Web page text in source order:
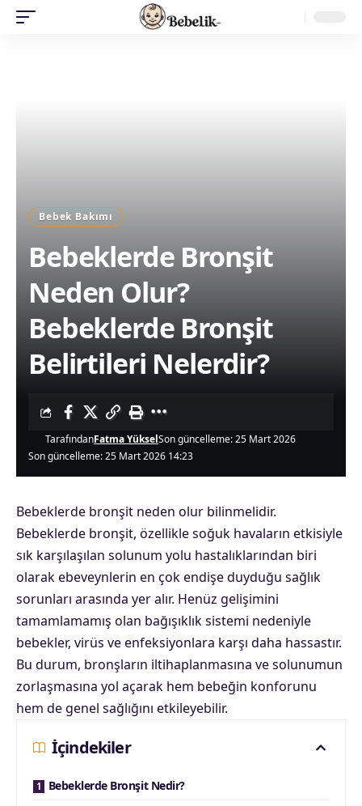
Bebek Bakımı
Bebeklerde Bronşit
Neden Olur?
Bebeklerde Bronşit
Belirtileri Nelerdir?
Son güncelleme: 25 Mart 2026 14:23
TarafındanFatma YükselSon güncelleme: 25 Mart 2026
Bebeklerde bronşit neden olur bilinmelidir.
Bebeklerde bronşit, özellikle soğuk havaların etkisiyle
sık karşılaşılan solunum yolu hastalıklarından biri
olarak ebeveynlerin en çok endişe duyduğu sağlık
sorunları arasında yer alır. Henüz gelişimini
tamamlamamış olan bağışıklık sistemi nedeniyle
bebekler, virüs ve enfeksiyonlara karşı daha hassastır.
Bu durum, bronşların iltihaplanmasına ve solunumun
zorlaşmasına yol açarak hem bebeğin konforunu
hem de genel sağlığını etkileyebilir.
İçindekiler
Bebeklerde Bronşit Nedir?